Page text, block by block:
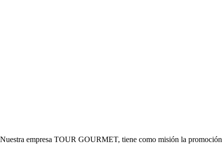
Nuestra empresa TOUR GOURMET, tiene como misión la promoción